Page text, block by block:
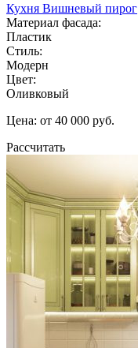
Кухня Вишневый пирог
Материал фасада:
Пластик
Стиль:
Модерн
Цвет:
Оливковый
Цена: от 40 000 руб.
Рассчитать